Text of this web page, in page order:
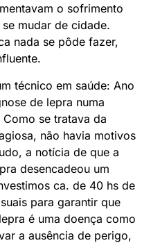
o sofrimento
mudar de cidade.
nada se pôde fazer,
técnico em saúde: Ano
de lepra numa
se tratava da
não havia motivos
a notícia de que a
desencadeou um
ca. de 40 hs de
para garantir que
é uma doença como
a ausência de perigo,